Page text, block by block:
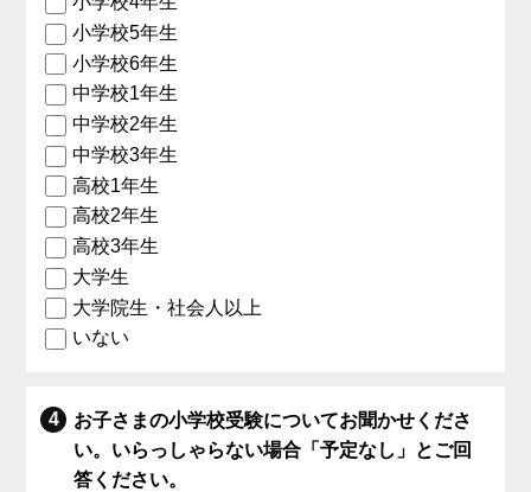
小学校5年生
小学校6年生
中学校1年生
中学校2年生
中学校3年生
高校1年生
高校2年生
高校3年生
大学生
大学院生・社会人以上
いない
お子さまの小学校受験についてお聞かせくださ
い。いらっしゃらない場合「予定なし」とご回
答ください。